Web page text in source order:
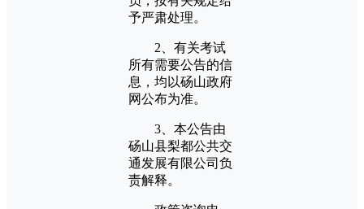
予严肃处理。
2、有关考试
所有需要公告的信
息，均以砀山政府
网公布为准。
3、本公告由
砀山县梨都公共交
通发展有限公司负
责解释。